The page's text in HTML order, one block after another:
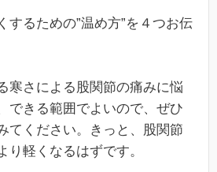
するための”温め方”を４つお伝
寒さによる股関節の痛みに悩
できる範囲でよいので、ぜひ
てください。きっと、股関節
り軽くなるはずです。